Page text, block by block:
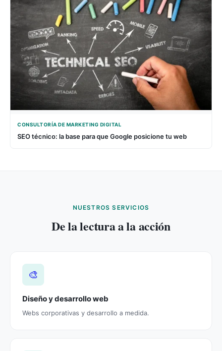
CONSULTORÍA DE MARKETING DIGITAL
SEO técnico: la base para que Google posicione tu web
NUESTROS SERVICIOS
De la lectura a la acción
🎨
Diseño y desarrollo web
Webs corporativas y desarrollo a medida.